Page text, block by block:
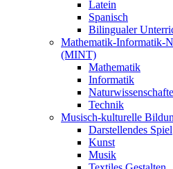
Latein
Spanisch
Bilingualer
Mathematik-Informatik-
(MINT)
Mathematik
Informatik
Technik
Musisch-kulturelle
Darstellendes Spiel
Kunst
Musik